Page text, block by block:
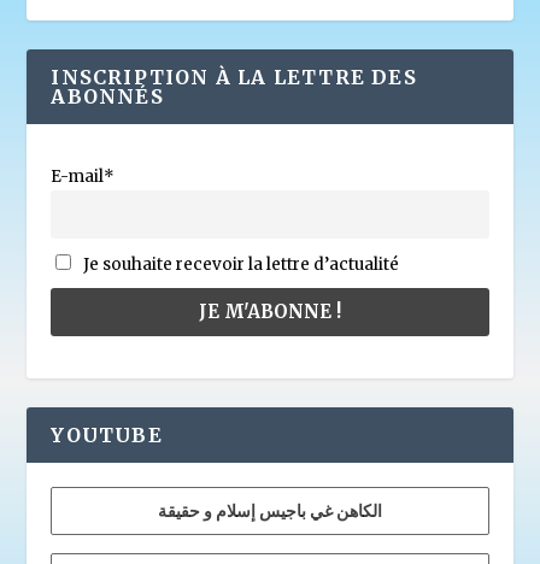
INSCRIPTION À LA LETTRE DES
ABONNÉS
E-mail*
Je souhaite recevoir la lettre d’actualité
YOUTUBE
الكاهن غي باجيس إسلام و حقيقة